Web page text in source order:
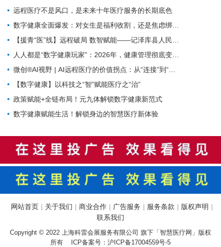
远程医疗不是风口，是未来十年医疗服务的长期底色
数字健康全面爆发：对女生是福利收割，还是焦虑绑架？
【援青“医”线】远程破局 数智赋能——记泽库县人民医院构建远程医疗体系筑牢高原健康防线
人人都是“数字健康玩家”：2026年，健康管理彻底变天了
微创®AI视野 | AI远程医疗的价值拐点：从“连接”到“理解”MicroPort微创动态
【数字健康】以科技之“智”赋能医疗之“治”
政策赋能+全链布局！元九体解锁数字健康新范式
数字健康赋能生活！解锁身边的智慧医疗新体验
网站首页 关于我们 商业合作 广告服务 服务条款 版权声明
联系我们
Copyright © 2022 上海科雷会展服务有限公司 旗下「智慧医疗网」版权
所有 ICP备案号： 沪ICP备17004559号-5